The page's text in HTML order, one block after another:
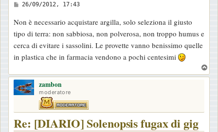
M
s
s
a
g
g
i
o
26/09/2012, 17:43
Non è necessario acquistare argilla, solo seleziona il giusto
tipo di terra: non sabbiosa, non polverosa, non troppo humus e
cerca di evitare i sassolini. Le provette vanno benissimo quelle
in plastica che in farmacia vendono a pochi centesimi
o
zambon
moderatore
Re: [DIARIO] Solenopsis fugax di gig